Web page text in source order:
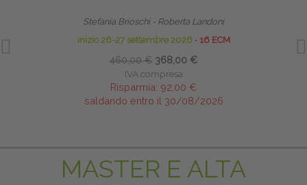
Stefania Brioschi - Roberta Landoni
inizio 26-27 settembre 2026 ∙ 16 ECM
460,00 € 368,00 €
IVA compresa
Risparmia: 92,00 €
saldando entro il 30/08/2026
MASTER E ALTA